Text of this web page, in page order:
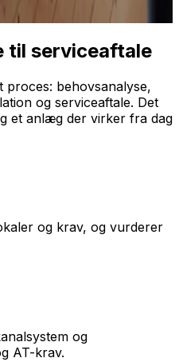
til serviceaftale
proces: behovsanalyse,
og serviceaftale. Det
et anlæg der virker fra dag
og krav, og vurderer
og
AT-krav.